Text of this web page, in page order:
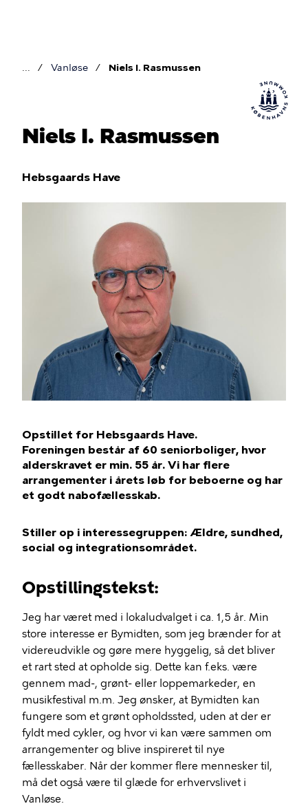
Vanløse Niels I. Rasmussen
Niels I. Rasmussen
Hebsgaards Have
Opstillet for Hebsgaards Have.
Foreningen består af 60 seniorboliger, hvor
alderskravet er min. 55 år. Vi har flere
arrangementer i årets løb for beboerne og har
et godt nabofællesskab.
Stiller op i interessegruppen: Ældre, sundhed,
social og integrationsområdet.
Opstillingstekst:
Jeg har været med i lokaludvalget i ca. 1,5 år. Min
store interesse er Bymidten, som jeg brænder for at
videreudvikle og gøre mere hyggelig, så det bliver
et rart sted at opholde sig. Dette kan f.eks. være
gennem mad-, grønt- eller loppemarkeder, en
musikfestival m.m. Jeg ønsker, at Bymidten kan
fungere som et grønt opholdssted, uden at der er
fyldt med cykler, og hvor vi kan være sammen om
arrangementer og blive inspireret til nye
fællesskaber. Når der kommer flere mennesker til,
må det også være til glæde for erhvervslivet i
Vanløse.